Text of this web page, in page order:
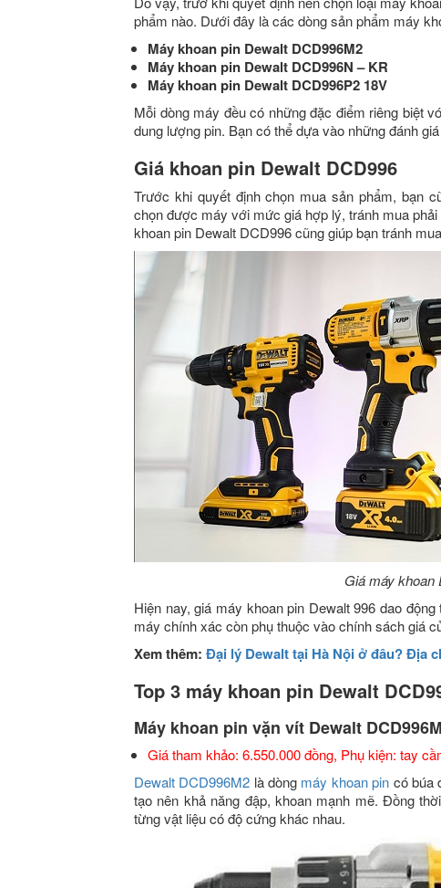
phẩm nào. Dưới đây là các dòng sản phẩm máy
Máy khoan pin Dewalt DCD996M2
Máy khoan pin Dewalt DCD996N – KR
Máy khoan pin Dewalt DCD996P2 18V
Mỗi dòng máy đều có những đặc điểm riêng biệt
dung lượng pin. Bạn có thể dựa vào những đánh
Giá khoan pin Dewalt DCD996
Trước khi quyết định chọn mua sản phẩm, bạn
chọn được máy với mức giá hợp lý, tránh mua
khoan pin Dewalt DCD996 cũng giúp bạn tránh
Giá máy khoan
Hiện nay, giá máy khoan pin Dewalt 996 dao
máy chính xác còn phụ thuộc vào chính sách giá
Xem thêm: Đại lý Dewalt tại Hà Nội ở đâu? Địa
Top 3 máy khoan pin Dewalt
Máy khoan pin vặn vít Dewalt
Giá tham khảo: 6.550.000 đồng, Phụ kiện: tay
Dewalt DCD996M2 là dòng máy khoan pin có búa
tạo nên khả năng đập, khoan mạnh mẽ. Đồng
từng vật liệu có độ cứng khác nhau.